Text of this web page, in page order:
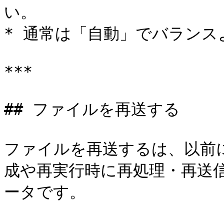
い。
* 通常は「自動」でバランス
***
## ファイルを再送する
ファイルを再送するは、以
成や再実行時に再処理・再
ータです。